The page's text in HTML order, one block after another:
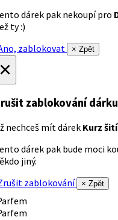
dárek pak nekoupí pro
ty :)
zablokovat
× Zpět
zablokování dárku
nechceš mít dárek Kurz
dárek pak bude moci
jiný.
zablokování
× Zpět